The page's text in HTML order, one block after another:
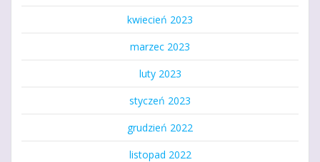
kwiecień 2023
marzec 2023
luty 2023
styczeń 2023
grudzień 2022
listopad 2022